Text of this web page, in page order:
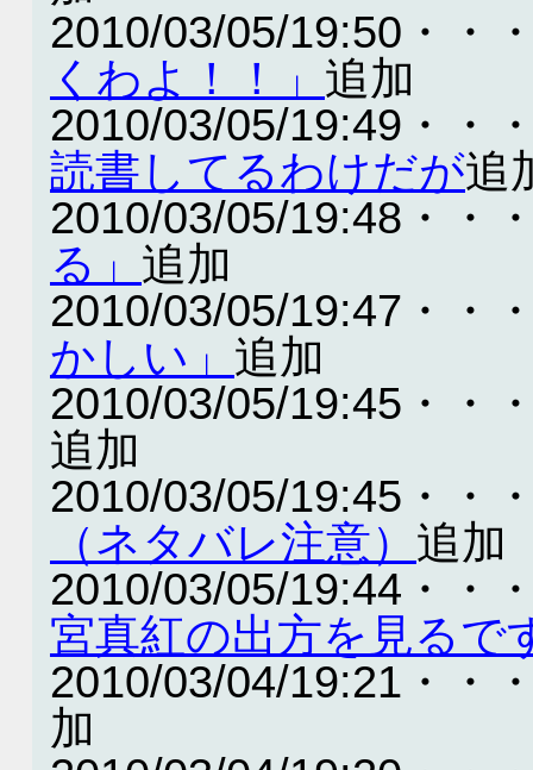
2010/03/05/19:50・・
くわよ！！」 追加
2010/03/05/19:49・・
読書してるわけだが追
2010/03/05/19:48・・
る」 追加
2010/03/05/19:47・・
かしい」 追加
2010/03/05/19:45・・
追加
2010/03/05/19:45・・
（ネタバレ注意） 追加
2010/03/05/19:44・・
宮真紅の出方を見るで
2010/03/04/19:21・・
加